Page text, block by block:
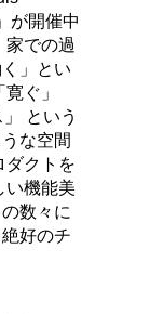
が開催中
家での過
」とい
ぐ」
という
な空間
ダクトを
い機能美
数々に
好のチ